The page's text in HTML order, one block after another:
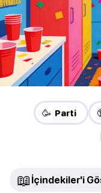
🥳 Parti
📖 İçindekiler'i